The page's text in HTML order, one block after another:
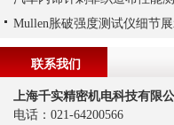
Mullen胀破强度测试仪细节
联系我们
上海千实精密机电科技有限公
电话：021-64200566